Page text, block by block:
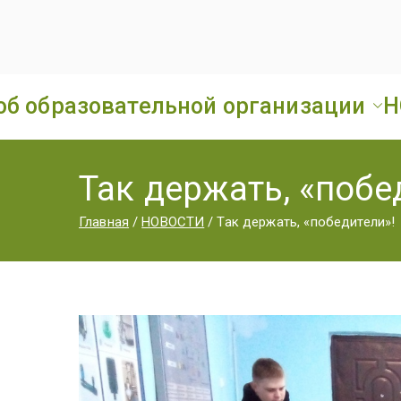
образовательной организации
Так держать,
Главная НОВОСТИ Так держать, «победители»!